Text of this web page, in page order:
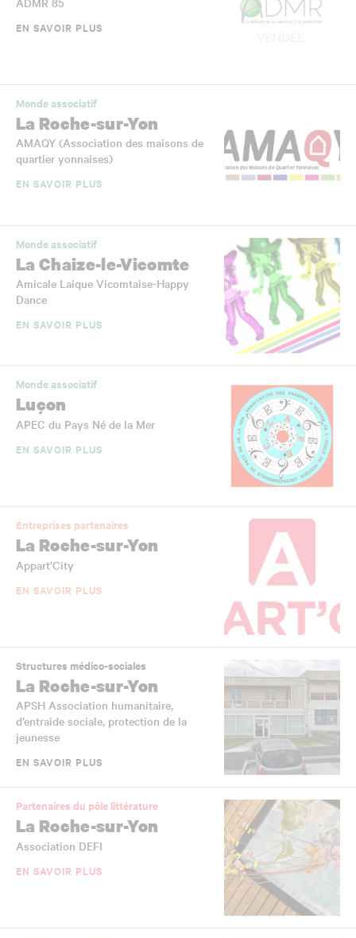
EN SAVOIR PLUS
Monde associatif
La Roche-sur-Yon
AMAQY (Association des maisons de
quartier yonnaises)
EN SAVOIR PLUS
Monde associatif
La Chaize-le-Vicomte
Amicale Laique Vicomtaise-Happy
Dance
EN SAVOIR PLUS
Monde associatif
Luçon
APEC du Pays Né de la Mer
EN SAVOIR PLUS
Entreprises partenaires
La Roche-sur-Yon
Appart’City
EN SAVOIR PLUS
Structures médico-sociales
La Roche-sur-Yon
APSH Association humanitaire,
d’entraide sociale, protection de la
jeunesse
EN SAVOIR PLUS
Partenaires du pôle littérature
La Roche-sur-Yon
Association DEFI
EN SAVOIR PLUS